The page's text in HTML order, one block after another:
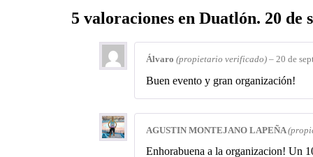
5 valoraciones en Duatlón. 20 de
Álvaro (propietario verificado) – 20 de
Buen evento y gran organización!
AGUSTIN MONTEJANO LAPEÑA
Enhorabuena a la organizacion! Un